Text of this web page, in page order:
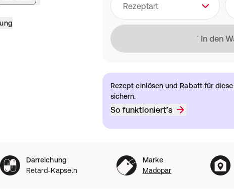
Rezeptart
Lädt
In den
Rezept einlösen und Rabatt für
sichern.
So funktioniert’s
Darreichung
Retard-Kapseln
Marke
Madopar